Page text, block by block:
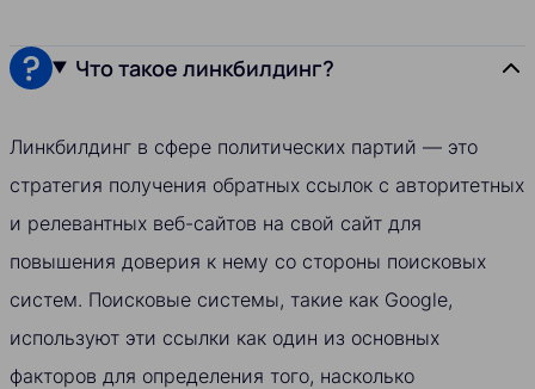
Что такое линкбилдинг?
Линкбилдинг в сфере политических партий — это
стратегия получения обратных ссылок с авторитетных
и релевантных веб-сайтов на свой сайт для
повышения доверия к нему со стороны поисковых
систем. Поисковые системы, такие как Google,
используют эти ссылки как один из основных
факторов для определения того, насколько